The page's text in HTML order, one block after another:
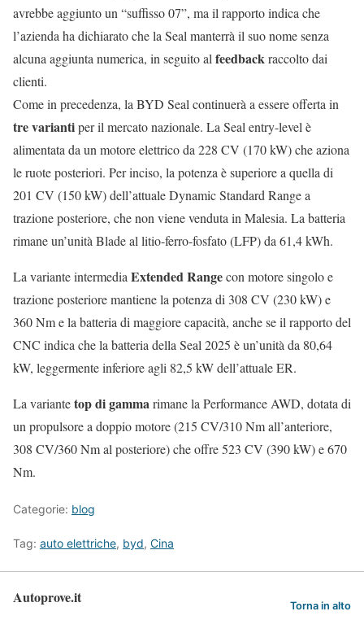
avrebbe aggiunto un “suffisso 07”, ma il rapporto indica che
l’azienda ha dichiarato che la Seal manterrà il suo nome senza
alcuna aggiunta numerica, in seguito alfeedbackraccolto dai
clienti.
Come in precedenza, la BYD Seal continuerà a essere offerta in
tre variantiper il mercato nazionale. La Seal entry-level è
alimentata da un motore elettrico da 228 CV (170 kW) che aziona
le ruote posteriori. Per inciso, la potenza è superiore a quella di
201 CV (150 kW) dell’attuale Dynamic Standard Range a
trazione posteriore, che non viene venduta in Malesia. La batteria
rimane un’unità Blade al litio-ferro-fosfato (LFP) da 61,4 kWh.
La variante intermediaExtended Rangecon motore singolo e
trazione posteriore mantiene la potenza di 308 CV (230 kW) e
360 Nm e la batteria di maggiore capacità, anche se il rapporto del
CNC indica che la batteria della Seal 2025 è un’unità da 80,64
kW, leggermente inferiore agli 82,5 kW dell’attuale ER.
La variantetop di gammarimane la Performance AWD, dotata di
un propulsore a doppio motore (215 CV/310 Nm all’anteriore,
308 CV/360 Nm al posteriore) che offre 523 CV (390 kW) e 670
Nm.
Categorie: blog
Tag: auto elettriche, byd, Cina
Autoprove.it Torna in alto